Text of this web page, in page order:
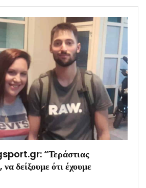
“Τεράστιας
δείξουμε ότι έχουμε